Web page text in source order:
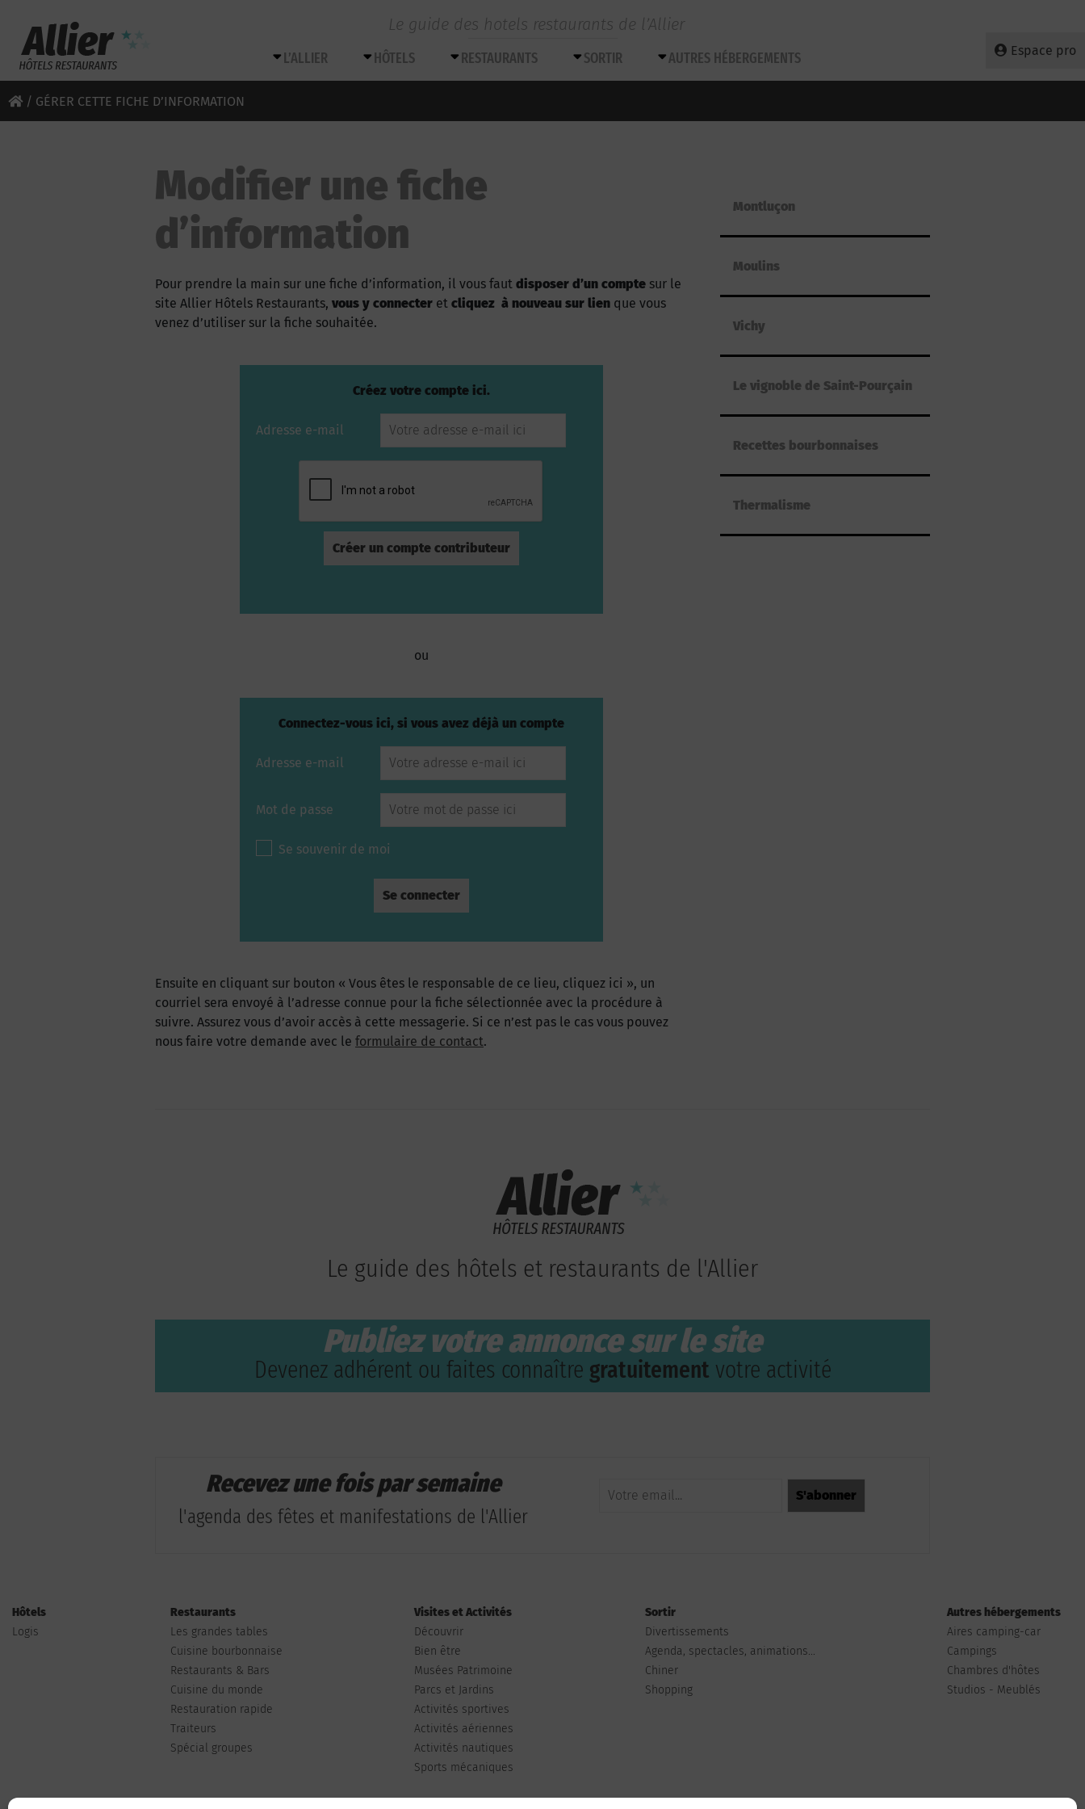
Le guide des hotels restaurants de l’Allier
Espace pro
L’ALLIER HÔTELS RESTAURANTS SORTIR AUTRES HÉBERGEMENTS
/ GÉRER CETTE FICHE D’INFORMATION
Modifier une fiche
d’information
Pour prendre la main sur une fiche d’information, il vous faut disposer d’un compte sur le
site Allier Hôtels Restaurants, vous y connecter et cliquez à nouveau sur lien que vous
venez d’utiliser sur la fiche souhaitée.
Créez votre compte ici.
Adresse e-mail
ou
Connectez-vous ici, si vous avez déjà un compte
Adresse e-mail
Mot de passe
Se souvenir de moi
Ensuite en cliquant sur bouton « Vous êtes le responsable de ce lieu, cliquez ici », un
courriel sera envoyé à l’adresse connue pour la fiche sélectionnée avec la procédure à
suivre. Assurez vous d’avoir accès à cette messagerie. Si ce n’est pas le cas vous pouvez
nous faire votre demande avec le formulaire de contact.
Montluçon
Moulins
Vichy
Le vignoble de Saint-Pourçain
Recettes bourbonnaises
Thermalisme
Le guide des hôtels et restaurants de l'Allier
Publiez votre annonce sur le site
Devenez adhérent ou faites connaître gratuitement votre activité
Recevez une fois par semaine
l'agenda des fêtes et manifestations de l'Allier
Hôtels
Logis
Restaurants
Les grandes tables
Cuisine bourbonnaise
Restaurants & Bars
Cuisine du monde
Restauration rapide
Traiteurs
Spécial groupes
Visites et Activités
Découvrir
Bien être
Musées Patrimoine
Parcs et Jardins
Activités sportives
Activités aériennes
Activités nautiques
Sports mécaniques
Sortir
Divertissements
Agenda, spectacles, animations...
Chiner
Shopping
Autres hébergements
Aires camping-car
Campings
Chambres d'hôtes
Studios - Meublés